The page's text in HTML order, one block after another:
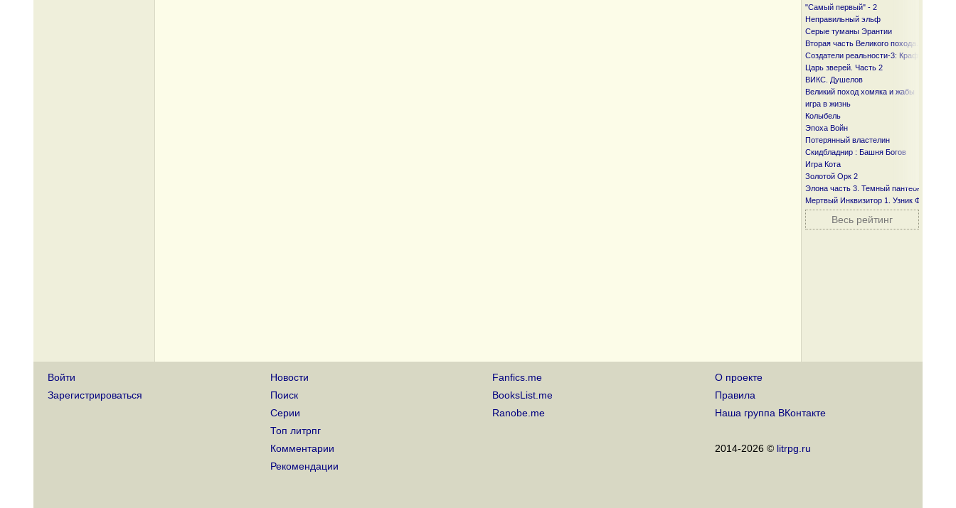
"Самый первый" - 2
Неправильный эльф
Серые туманы Эрантии
Вторая часть Великого похода. От
Создатели реальности-3: Крафтер
Царь зверей. Часть 2
ВИКС. Душелов
Великий поход хомяка и жабы
игра в жизнь
Колыбель
Эпоха Войн
Потерянный властелин
Скидбладнир : Башня Богов
Игра Кота
Золотой Орк 2
Элона часть 3. Темный пантеон
Мертвый Инквизитор 1. Узник Фанмира
Весь рейтинг
Войти
Зарегистрироваться
Новости
Поиск
Серии
Топ литрпг
Комментарии
Рекомендации
Fanfics.me
BooksList.me
Ranobe.me
О проекте
Правила
Наша группа ВКонтакте
2014-2026 © litrpg.ru